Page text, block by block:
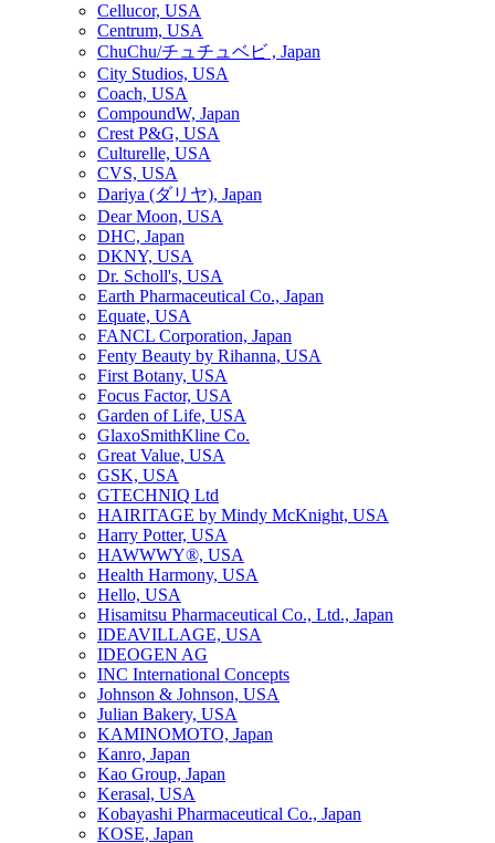
Cellucor, USA
Centrum, USA
ChuChu/チュチュベビ , Japan
City Studios, USA
Coach, USA
CompoundW, Japan
Crest P&G, USA
Culturelle, USA
CVS, USA
Dariya (ダリヤ), Japan
Dear Moon, USA
DHC, Japan
DKNY, USA
Dr. Scholl's, USA
Earth Pharmaceutical Co., Japan
Equate, USA
FANCL Corporation, Japan
Fenty Beauty by Rihanna, USA
First Botany, USA
Focus Factor, USA
Garden of Life, USA
GlaxoSmithKline Co.
Great Value, USA
GSK, USA
GTECHNIQ Ltd
HAIRITAGE by Mindy McKnight, USA
Harry Potter, USA
HAWWWY®, USA
Health Harmony, USA
Hello, USA
Hisamitsu Pharmaceutical Co., Ltd., Japan
IDEAVILLAGE, USA
IDEOGEN AG
INC International Concepts
Johnson & Johnson, USA
Julian Bakery, USA
KAMINOMOTO, Japan
Kanro, Japan
Kao Group, Japan
Kerasal, USA
Kobayashi Pharmaceutical Co., Japan
KOSE, Japan